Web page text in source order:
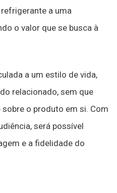
a uma
o valor que se busca à
a um estilo de vida,
relacionado, sem que
o produto em si. Com
será possível
e a fidelidade do